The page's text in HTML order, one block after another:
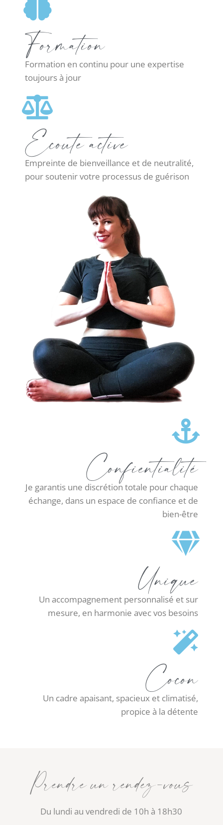
Formation
Formation en continu pour une expertise
toujours à jour
Ecoute active
Empreinte de bienveillance et de neutralité,
pour soutenir votre processus de guérison
Confientialité
Je garantis une discrétion totale pour chaque
échange, dans un espace de confiance et de
bien-être
Unique
Un accompagnement personnalisé et sur
mesure, en harmonie avec vos besoins
Cocon
Un cadre apaisant, spacieux et climatisé,
propice à la détente
Prendre un rendez-vous
Du lundi au vendredi de 10h à 18h30